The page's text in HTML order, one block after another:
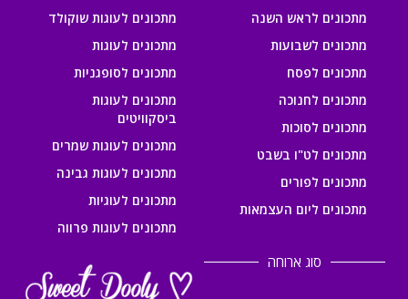
מתכונים לראש השנה
מתכונים לשבועות
מתכונים לפסח
מתכונים לחנוכה
מתכונים לסוכות
מתכונים לט"ו בשבט
מתכונים לפורים
מתכונים ליום העצמאות
מתכונים לעוגות שוקולד
מתכונים לעוגות
מתכונים לסופגניות
מתכונים לעוגות
ביסקוויטים
מתכונים לעוגות שמרים
מתכונים לעוגות גבינה
מתכונים לעוגיות
מתכונים לעוגות פרווה
סוג ארוחה